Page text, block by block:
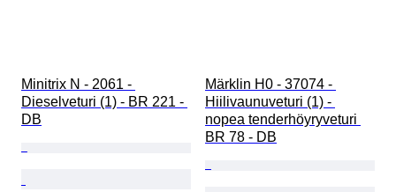
Minitrix N - 2061 -
Dieselveturi (1) - BR 221 -
DB
Märklin H0 - 37074 -
Hiilivaunuveturi (1) -
nopea tenderhöyryveturi
BR 78 - DB